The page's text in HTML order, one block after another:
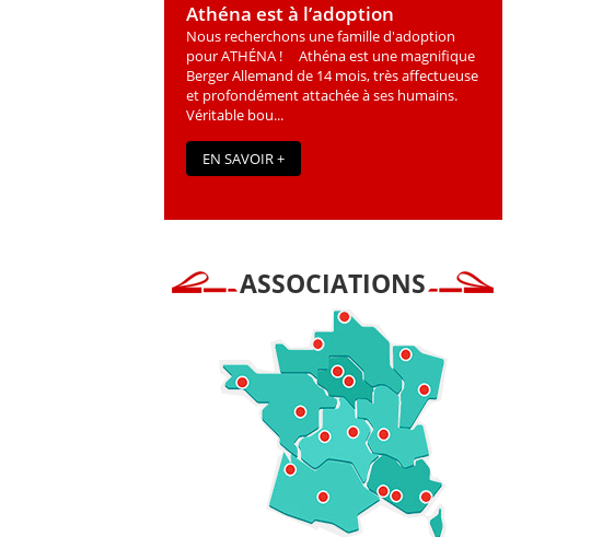
Athéna est à l’adoption
Nous recherchons une famille d'adoption
pour ATHÉNA ! Athéna est une magniﬁque
Berger Allemand de 14 mois, très affectueuse
et profondément attachée à ses humains.
Véritable bou...
EN SAVOIR +
ASSOCIATIONS